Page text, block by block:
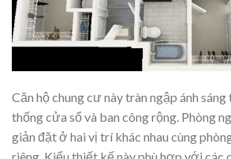
Căn hộ chung cư này tràn ngập ánh
thống cửa sổ và ban công rộng. Phòng
giản đặt ở hai vị trí khác nhau cùng